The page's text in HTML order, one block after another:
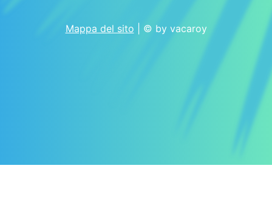
Mappa del sito | © by vacaroy